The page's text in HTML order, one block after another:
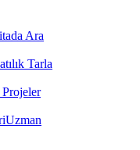
Ara
Tarla
Uzman